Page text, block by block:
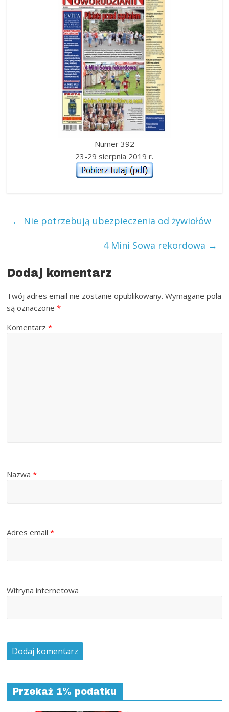
Numer 392
23-29 sierpnia 2019 r.
← Nie potrzebują ubezpieczenia od żywiołów
4 Mini Sowa rekordowa →
Dodaj komentarz
Twój adres email nie zostanie opublikowany. Wymagane pola
są oznaczone*
Komentarz*
Nazwa*
Adres email*
Witryna internetowa
Przekaż 1% podatku